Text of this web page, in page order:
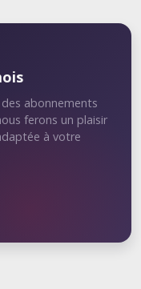
abonnements
ferons un plaisir
à votre